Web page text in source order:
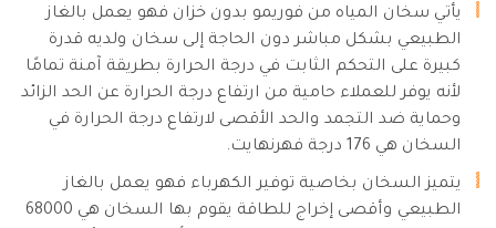
يأتي سخان المياه من فوريمو بدون خزان فهو يعمل بالغاز
الطبيعي بشكل مباشر دون الحاجة إلى سخان ولديه قدرة
كبيرة على التحكم الثابت في درجة الحرارة بطريقة آمنة تمامًا
لأنه يوفر للعملاء حامية من ارتفاع درجة الحرارة عن الحد الزائد
وحماية ضد التجمد والحد الأقصى لارتفاع درجة الحرارة في
السخان هي 176 درجة فهرنهايت.
يتميز السخان بخاصية توفير الكهرباء فهو يعمل بالغاز
الطبيعي وأقصى إخراج للطاقة يقوم بها السخان هي 68000